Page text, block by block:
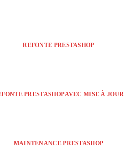
REFONTE PRESTASHOP
PRESTASHOP AVEC MISE À JOUR
MAINTENANCE PRESTASHOP